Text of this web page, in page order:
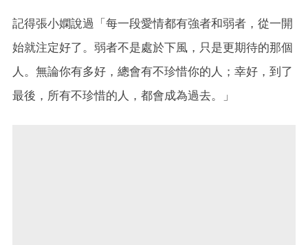
記得張小嫻說過「每一段愛情都有強者和弱者，從一開
始就注定好了。弱者不是處於下風，只是更期待的那個
人。無論你有多好，總會有不珍惜你的人；幸好，到了
最後，所有不珍惜的人，都會成為過去。」